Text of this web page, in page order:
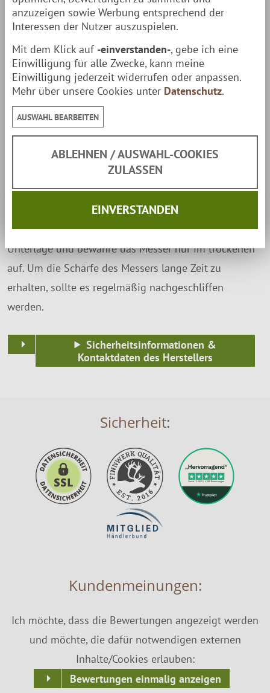
Klinge: 10 cm
Griff: 13,5 cm
Gesamtlänge: 23,5 cm
Gewicht: 94 g
Lieferumfang
1 Messer
Achte beim Schneiden auf eine nicht zu harte
Unterlage und bewahre das Messer nur im trockenen
auf. Um die Schärfe des Messers lange Zeit zu
erhalten, sollte es regelmäßig nachgeschliffen
werden.
Sicherheitsinformationen &
Kontaktdaten des Herstellers
Sicherheit:
Kundenmeinungen:
Ich möchte, dass die Bewertungen angezeigt werden
und möchte, die dafür notwendigen externen
Inhalte/Cookies erlauben:
Bewertungen einmalig anzeigen
anzuzeigen sowie Werbung entsprechend der
Interessen der Nutzer auszuspielen.
Mit dem Klick auf -einverstanden-, gebe ich eine
Einwilligung für alle Zwecke, kann meine
Einwilligung jederzeit widerrufen oder anpassen.
Mehr über unsere Cookies unter Datenschutz.
AUSWAHL BEARBEITEN
ABLEHNEN / AUSWAHL-COOKIES
ZULASSEN
EINVERSTANDEN